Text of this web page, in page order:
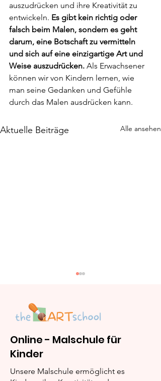
auszudrücken und ihre Kreativität zu
entwickeln. Es gibt kein richtig oder
falsch beim Malen, sondern es geht
darum, eine Botschaft zu vermitteln
und sich auf eine einzigartige Art und
Weise auszudrücken. Als Erwachsener
können wir von Kindern lernen, wie
man seine Gedanken und Gefühle
durch das Malen ausdrücken kann.
Aktuelle Beiträge Alle ansehen
Wie Kinder Malen
Lernen - Ein Leitfaden
Online - Malschule für
Kinder
Unsere Malschule ermöglicht es